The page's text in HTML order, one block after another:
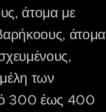
άτομα με
άτομα
των
300 έως 400